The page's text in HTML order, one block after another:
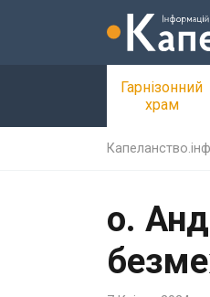
Гарнізонний
храм
о.